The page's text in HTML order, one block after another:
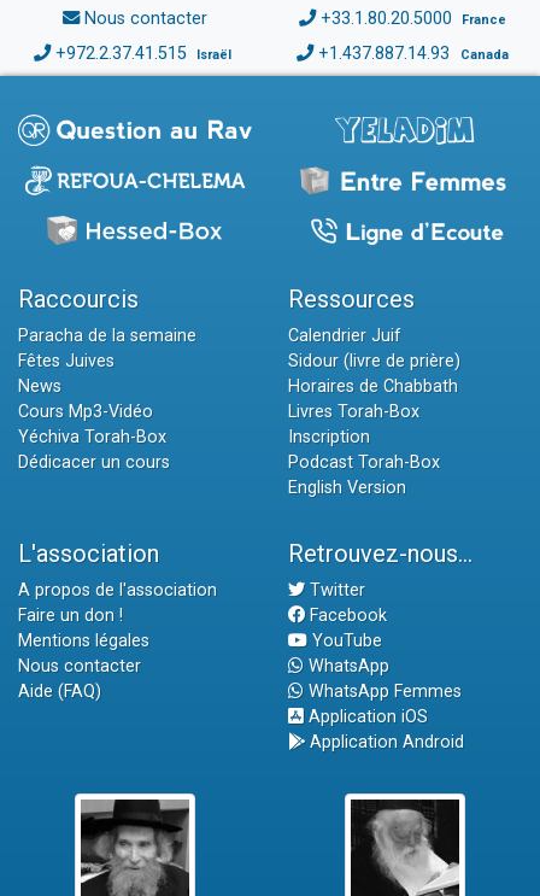
Nous contacter +33.1.80.20.5000 France
+972.2.37.41.515 Israël +1.437.887.14.93 Canada
Raccourcis
Paracha de la semaine
Fêtes Juives
News
Cours Mp3-Vidéo
Yéchiva Torah-Box
Dédicacer un cours
Ressources
Calendrier Juif
Sidour (livre de prière)
Horaires de Chabbath
Livres Torah-Box
Inscription
Podcast Torah-Box
English Version
L'association
A propos de l'association
Faire un don !
Mentions légales
Nous contacter
Aide (FAQ)
Retrouvez-nous...
Twitter
Facebook
YouTube
WhatsApp
WhatsApp Femmes
Application iOS
Application Android